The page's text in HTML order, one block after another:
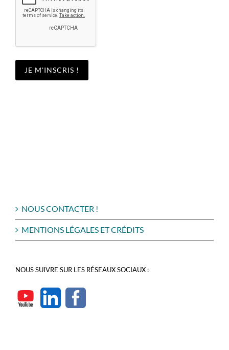
NOUS CONTACTER !
MENTIONS LÉGALES ET CRÉDITS
NOUS SUIVRE SUR LES RÉSEAUX SOCIAUX :